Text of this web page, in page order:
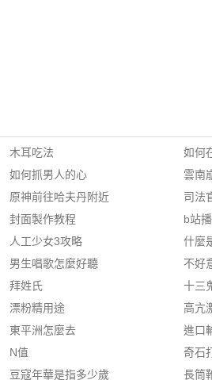
木耳吃法
如何抓男人的心
原神前往哈夫丹附近
封面製作教程
人工少女3攻略
男生唱歌怎麼好聽
拜姓氏
漂粉精用途
東平洲怎麼去
N值
豆寇年華是指多少歲
如何
雲南
司法
b站
什麼
不好
十三
高亢
進口
奇石
長筒